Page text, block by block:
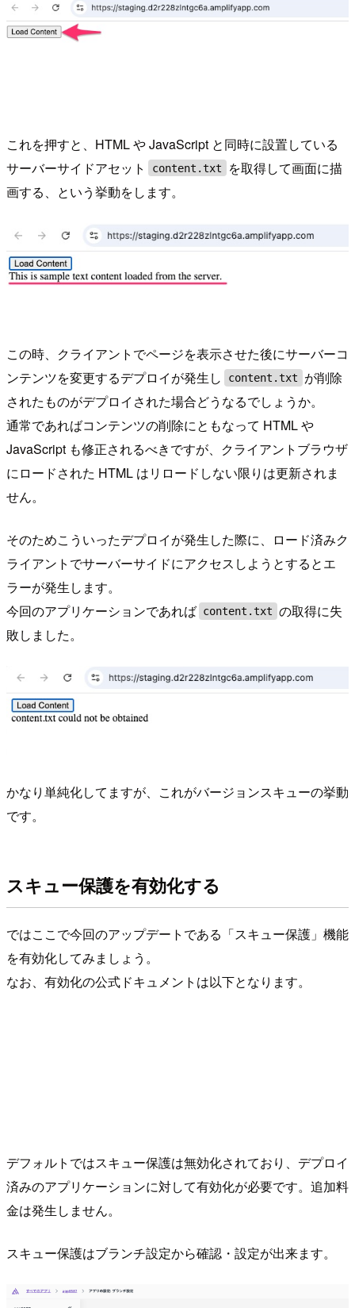
これを押すと、HTML や JavaScript と同時に設置している
サーバーサイドアセット
content.txt
を取得して画面に描
画する、という挙動をします。
この時、クライアントでページを表示させた後にサーバーコ
ンテンツを変更するデプロイが発生し
content.txt
が削除
されたものがデプロイされた場合どうなるでしょうか。
通常であればコンテンツの削除にともなって HTML や
JavaScript も修正されるべきですが、クライアントブラウザ
にロードされた HTML はリロードしない限りは更新されま
せん。
そのためこういったデプロイが発生した際に、ロード済みク
ライアントでサーバーサイドにアクセスしようとするとエ
ラーが発生します。
今回のアプリケーションであれば content.txt の取得に失
敗しました。
かなり単純化してますが、これがバージョンスキューの挙動
です。
スキュー保護を有効化する
ではここで今回のアップデートである「スキュー保護」機能
を有効化してみましょう。
なお、有効化の公式ドキュメントは以下となります。
デフォルトではスキュー保護は無効化されており、デプロイ
済みのアプリケーションに対して有効化が必要です。追加料
金は発生しません。
スキュー保護はブランチ設定から確認・設定が出来ます。